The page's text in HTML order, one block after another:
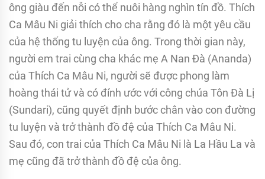
ông giàu đến nỗi có thể nuôi hàng nghìn tín đồ. Thích
Ca Mâu Ni giải thích cho cha rằng đó là một yêu cầu
của hệ thống tu luyện của ông. Trong thời gian này,
người em trai cùng cha khác mẹ A Nan Đà (Ananda)
của Thích Ca Mâu Ni, người sẽ được phong làm
hoàng thái tử và có đính ước với công chúa Tôn Đà Lị
(Sundari), cũng quyết định bước chân vào con đường
tu luyện và trở thành đồ đệ của Thích Ca Mâu Ni.
Sau đó, con trai của Thích Ca Mâu Ni là La Hầu La và
mẹ cũng đã trở thành đồ đệ của ông.